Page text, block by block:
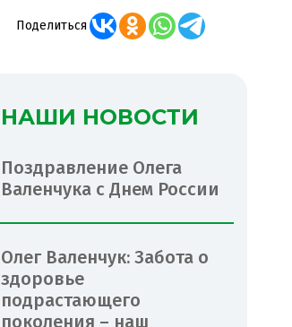
Поделиться
НАШИ НОВОСТИ
Поздравление Олега
Валенчука с Днем России
Олег Валенчук: Забота о
здоровье
подрастающего
поколения – наш